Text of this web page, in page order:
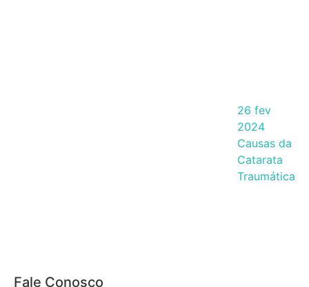
26 fev
2024
Causas da
Catarata
Traumática
Fale Conosco